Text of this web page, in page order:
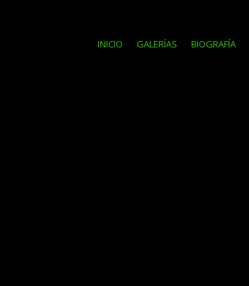
INICIO GALERÍAS BIOGRAFÍA